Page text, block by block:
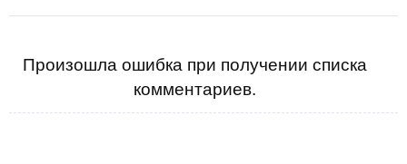
Произошла ошибка при получении списка
комментариев.